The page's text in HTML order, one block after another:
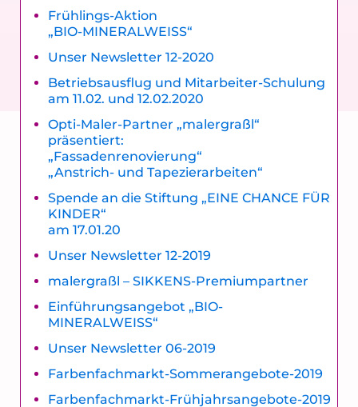
Frühlings-Aktion
„BIO-MINERALWEISS“
Unser Newsletter 12-2020
Betriebsausflug und Mitarbeiter-Schulung
am 11.02. und 12.02.2020
Opti-Maler-Partner „malergraßl“
präsentiert:
„Fassadenrenovierung“
„Anstrich- und Tapezierarbeiten“
Spende an die Stiftung „EINE CHANCE FÜR
KINDER“
am 17.01.20
Unser Newsletter 12-2019
malergraßl – SIKKENS-Premiumpartner
Einführungsangebot „BIO-
MINERALWEISS“
Unser Newsletter 06-2019
Farbenfachmarkt-Sommerangebote-2019
Farbenfachmarkt-Frühjahrsangebote-2019